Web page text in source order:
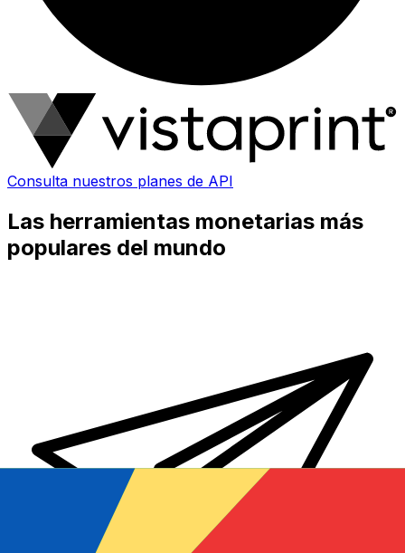
Consulta nuestros planes de API
Las herramientas monetarias más
populares del mundo